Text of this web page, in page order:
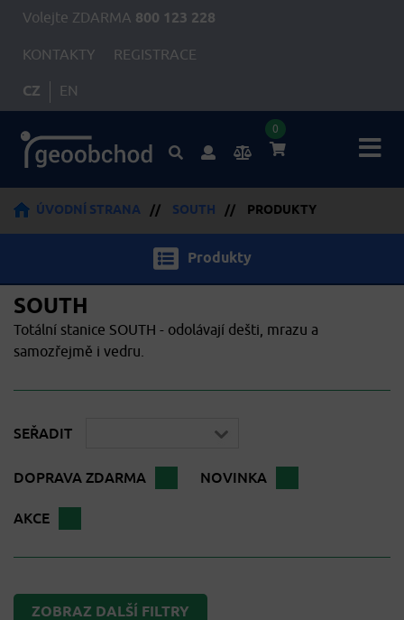
Volejte ZDARMA 800 123 228
KONTAKTY REGISTRACE
CZ EN
0
ÚVODNÍ STRANA // SOUTH // PRODUKTY
Produkty
SOUTH
Totální stanice SOUTH - odolávají dešti, mrazu a
samozřejmě i vedru.
SEŘADIT
DOPRAVA ZDARMA NOVINKA
AKCE
ZOBRAZ DALŠÍ FILTRY